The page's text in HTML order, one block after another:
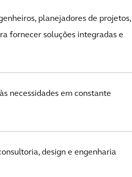
planejadores de projetos,
fornecer soluções integradas e
necessidades em constante
design e engenharia